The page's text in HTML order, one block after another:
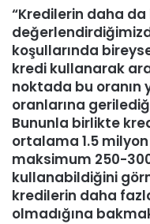
“Kredilerin daha da
koşullarında
kredi kullanarak
noktada bu oranın
oranlarına
Bununla birlikte
ortalama 1.5
maksimum 250-
kullanabildiğini
kredilerin daha
olmadığına